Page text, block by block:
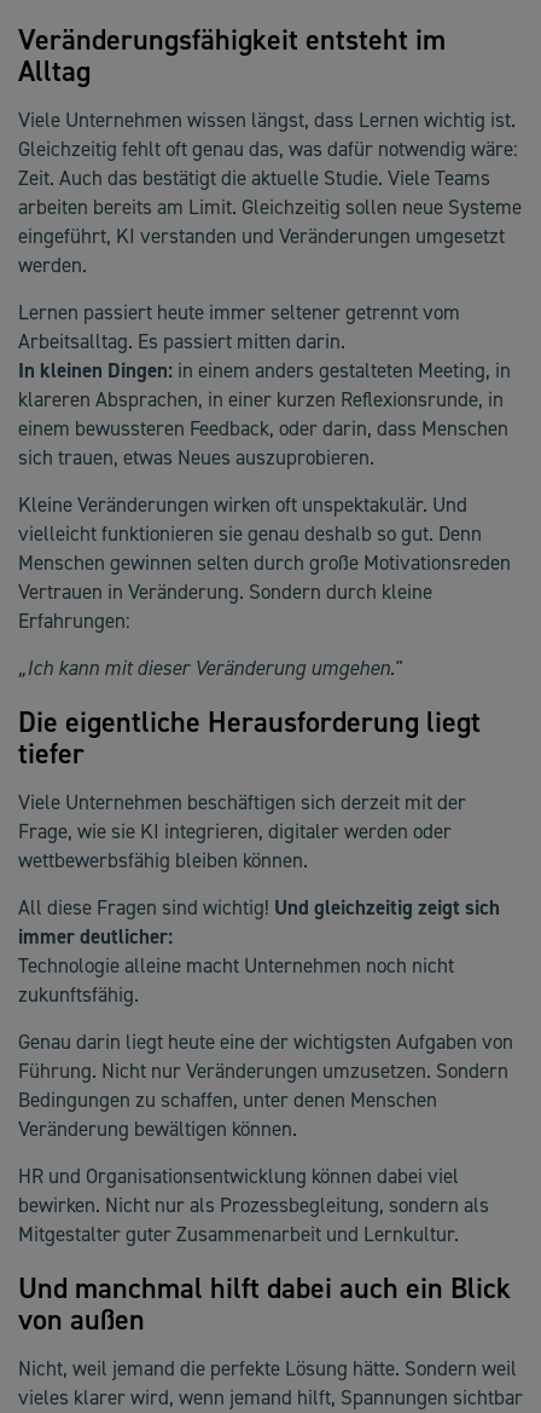
Veränderungsfähigkeit entsteht im
Alltag
Viele Unternehmen wissen längst, dass Lernen wichtig ist.
Gleichzeitig fehlt oft genau das, was dafür notwendig wäre:
Zeit. Auch das bestätigt die aktuelle Studie. Viele Teams
arbeiten bereits am Limit. Gleichzeitig sollen neue Systeme
eingeführt, KI verstanden und Veränderungen umgesetzt
werden.
Lernen passiert heute immer seltener getrennt vom
Arbeitsalltag. Es passiert mitten darin.
In kleinen Dingen: in einem anders gestalteten Meeting, in
klareren Absprachen, in einer kurzen Reflexionsrunde, in
einem bewussteren Feedback, oder darin, dass Menschen
sich trauen, etwas Neues auszuprobieren.
Kleine Veränderungen wirken oft unspektakulär. Und
vielleicht funktionieren sie genau deshalb so gut. Denn
Menschen gewinnen selten durch große Motivationsreden
Vertrauen in Veränderung. Sondern durch kleine
Erfahrungen:
„Ich kann mit dieser Veränderung umgehen."
Die eigentliche Herausforderung liegt
tiefer
Viele Unternehmen beschäftigen sich derzeit mit der
Frage, wie sie KI integrieren, digitaler werden oder
wettbewerbsfähig bleiben können.
All diese Fragen sind wichtig! Und gleichzeitig zeigt sich
immer deutlicher:
Technologie alleine macht Unternehmen noch nicht
zukunftsfähig.
Genau darin liegt heute eine der wichtigsten Aufgaben von
Führung. Nicht nur Veränderungen umzusetzen. Sondern
Bedingungen zu schaffen, unter denen Menschen
Veränderung bewältigen können.
HR und Organisationsentwicklung können dabei viel
bewirken. Nicht nur als Prozessbegleitung, sondern als
Mitgestalter guter Zusammenarbeit und Lernkultur.
Und manchmal hilft dabei auch ein Blick
von außen
Nicht, weil jemand die perfekte Lösung hätte. Sondern weil
vieles klarer wird, wenn jemand hilft, Spannungen sichtbar